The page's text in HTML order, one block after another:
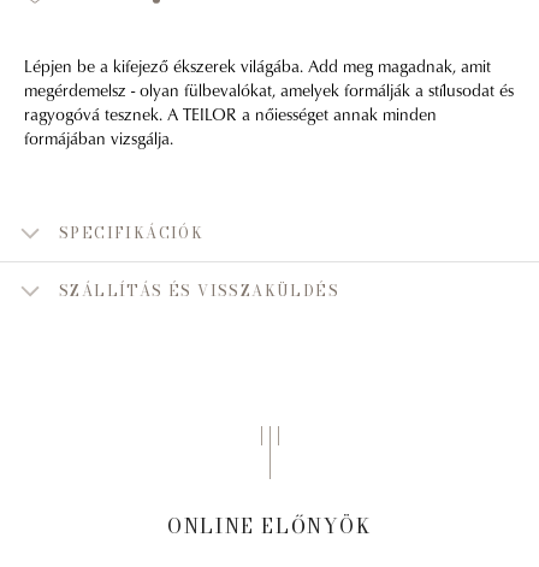
Lépjen be a kifejező ékszerek világába. Add meg magadnak, amit
megérdemelsz - olyan fülbevalókat, amelyek formálják a stílusodat és
ragyogóvá tesznek. A TEILOR a nőiességet annak minden
formájában vizsgálja.
SPECIFIKÁCIÓK
SZÁLLÍTÁS ÉS VISSZAKÜLDÉS
ONLINE ELŐNYÖK